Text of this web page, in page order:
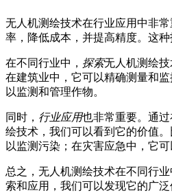
无人机测绘技术在行业应用中非
率，降低成本，并提高精度。这种
在不同行业中， 探索无人机测绘技
在建筑业中，它可以精确测量和
以监测和管理作物。
同时， 行业应用也非常重要。通
绘技术，我们可以看到它的价值
以监测污染；在灾害应急中，它可
总之，无人机测绘技术在不同行
索和应用，我们可以发现它的广